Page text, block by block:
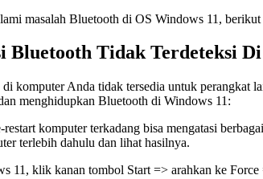
masalah Bluetooth di OS Windows 11,
Bluetooth Tidak Terdeteksi
komputer Anda tidak tersedia untuk perangkat
menghidupkan Bluetooth di Windows 11:
restart komputer terkadang bisa mengatasi
terlebih dahulu dan lihat hasilnya.
11, klik kanan tombol Start => arahkan ke